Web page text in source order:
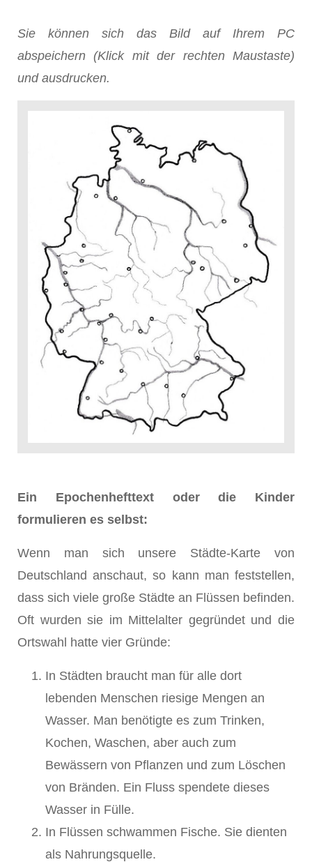
Sie können sich das Bild auf Ihrem PC
abspeichern (Klick mit der rechten Maustaste)
und ausdrucken.
Ein Epochenhefttext oder die Kinder
formulieren es selbst:
Wenn man sich unsere Städte-Karte von
Deutschland anschaut, so kann man feststellen,
dass sich viele große Städte an Flüssen befinden.
Oft wurden sie im Mittelalter gegründet und die
Ortswahl hatte vier Gründe:
In Städten braucht man für alle dort
lebenden Menschen riesige Mengen an
Wasser. Man benötigte es zum Trinken,
Kochen, Waschen, aber auch zum
Bewässern von Pflanzen und zum Löschen
von Bränden. Ein Fluss spendete dieses
Wasser in Fülle.
In Flüssen schwammen Fische. Sie dienten
als Nahrungsquelle.